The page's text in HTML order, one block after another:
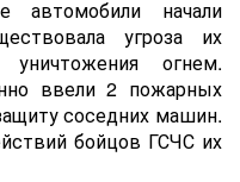
автомобили начали
угроза их
огнем.
ввели 2 пожарных
соседних машин.
бойцов ГСЧС их